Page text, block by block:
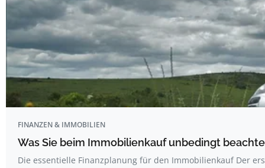
FINANZEN & IMMOBILIEN
Was Sie beim Immobilienkauf unbedingt
Die essentielle Finanzplanung für den Immobilienkauf Der